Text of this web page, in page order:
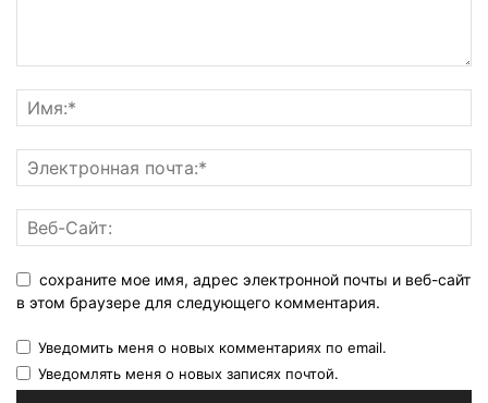
сохраните мое имя, адрес электронной почты и веб-сайт
в этом браузере для следующего комментария.
Уведомить меня о новых комментариях по email.
Уведомлять меня о новых записях почтой.